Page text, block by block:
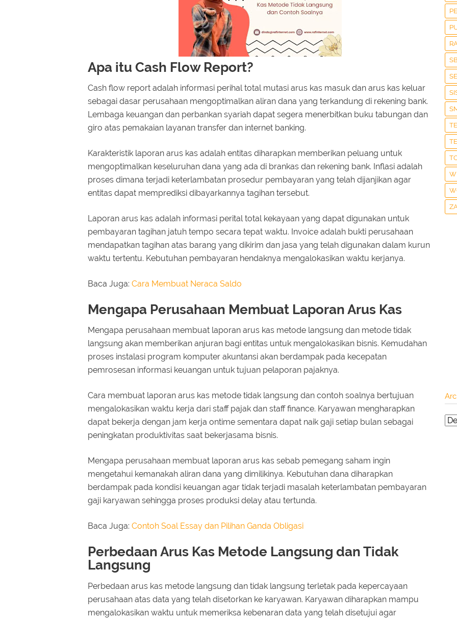
Apa itu Cash Flow Report?
Cash flow report adalah informasi perihal total mutasi arus kas masuk dan arus kas keluar
sebagai dasar perusahaan mengoptimalkan aliran dana yang terkandung di rekening bank.
Lembaga keuangan dan perbankan syariah dapat segera menerbitkan buku tabungan dan
giro atas pemakaian layanan transfer dan internet banking.
Karakteristik laporan arus kas adalah entitas diharapkan memberikan peluang untuk
mengoptimalkan keseluruhan dana yang ada di brankas dan rekening bank. Inflasi adalah
proses dimana terjadi keterlambatan prosedur pembayaran yang telah dijanjikan agar
entitas dapat memprediksi dibayarkannya tagihan tersebut.
Laporan arus kas adalah informasi perital total kekayaan yang dapat digunakan untuk
pembayaran tagihan jatuh tempo secara tepat waktu. Invoice adalah bukti perusahaan
mendapatkan tagihan atas barang yang dikirim dan jasa yang telah digunakan dalam kurun
waktu tertentu. Kebutuhan pembayaran hendaknya mengalokasikan waktu kerjanya.
Baca Juga: Cara Membuat Neraca Saldo
Mengapa Perusahaan Membuat Laporan Arus Kas
Mengapa perusahaan membuat laporan arus kas metode langsung dan metode tidak
langsung akan memberikan anjuran bagi entitas untuk mengalokasikan bisnis. Kemudahan
proses instalasi program komputer akuntansi akan berdampak pada kecepatan
pemrosesan informasi keuangan untuk tujuan pelaporan pajaknya.
Cara membuat laporan arus kas metode tidak langsung dan contoh soalnya bertujuan
mengalokasikan waktu kerja dari staff pajak dan staff finance. Karyawan mengharapkan
dapat bekerja dengan jam kerja ontime sementara dapat naik gaji setiap bulan sebagai
peningkatan produktivitas saat bekerjasama bisnis.
Mengapa perusahaan membuat laporan arus kas sebab pemegang saham ingin
mengetahui kemanakah aliran dana yang dimilikinya. Kebutuhan dana diharapkan
berdampak pada kondisi keuangan agar tidak terjadi masalah keterlambatan pembayaran
gaji karyawan sehingga proses produksi delay atau tertunda.
Baca Juga: Contoh Soal Essay dan Pilihan Ganda Obligasi
Perbedaan Arus Kas Metode Langsung dan Tidak
Langsung
Perbedaan arus kas metode langsung dan tidak langsung terletak pada kepercayaan
perusahaan atas data yang telah disetorkan ke karyawan. Karyawan diharapkan mampu
mengalokasikan waktu untuk memeriksa kebenaran data yang telah disetujui agar